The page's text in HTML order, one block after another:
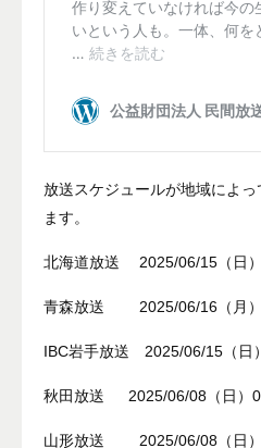
放送スケジュールが地域によ
ます。
北海道放送 2025/06/15（日
青森放送 2025/06/16（月）
IBC岩手放送 2025/06/15（日
秋田放送 2025/06/08（日）
山形放送 2025/06/08（日）